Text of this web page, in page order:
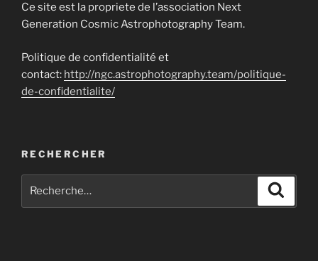
Ce site est la propriete de l’association Next
Generation Cosmic Astrophotography Team.
Politique de confidentialité et
contact: http://ngc.astrophotography.team/politique-
de-confidentialite/
RECHERCHER